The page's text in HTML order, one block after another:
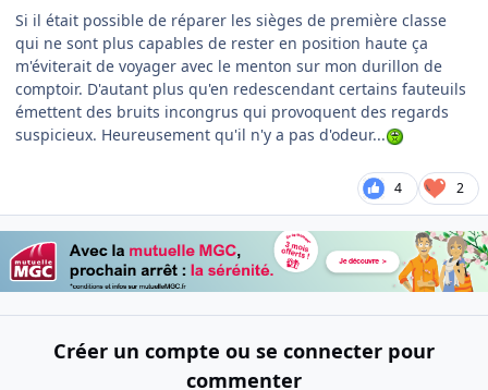
Si il était possible de réparer les sièges de première classe
qui ne sont plus capables de rester en position haute ça
m'éviterait de voyager avec le menton sur mon durillon de
comptoir. D'autant plus qu'en redescendant certains fauteuils
émettent des bruits incongrus qui provoquent des regards
suspicieux. Heureusement qu'il n'y a pas d'odeur...
4 2
Créer un compte ou se connecter pour
commenter